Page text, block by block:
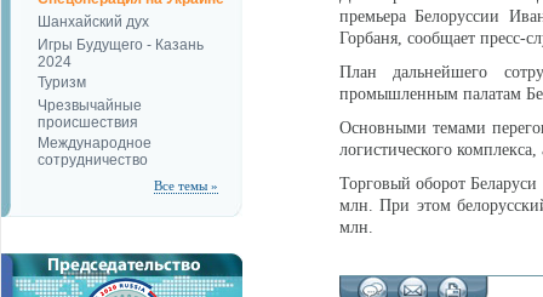
Шанхайский дух
Игры Будущего - Казань
2024
Туризм
Чрезвычайные
происшествия
Международное
сотрудничество
Все темы »
премьера Белоруссии
Горбаня, сообщает пресс-
План дальнейшего
промышленным палатам
Основными темами
логистического
Торговый оборот Беларуси
млн. При этом
млн.